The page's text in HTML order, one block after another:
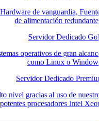
de vanguardia,
de alimentación
Servidor Dedicado
operativos de gran
como Linux o
Servidor Dedicado
nivel gracias al uso de
potentes procesadores Intel